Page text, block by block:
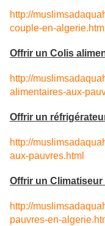
http://
couple-en-algerie.html
Offrir un Colis
http://
alimentaires-aux-
Offrir un
http://
aux-pauvres.html
Offrir un
http://
pauvres-en-